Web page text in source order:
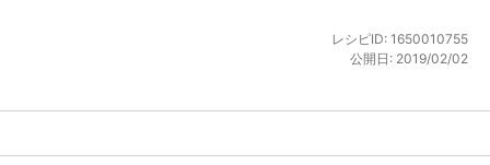
レシピID: 1650010755
公開日: 2019/02/02